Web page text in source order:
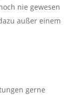
nie gewesen
außer einem
gerne